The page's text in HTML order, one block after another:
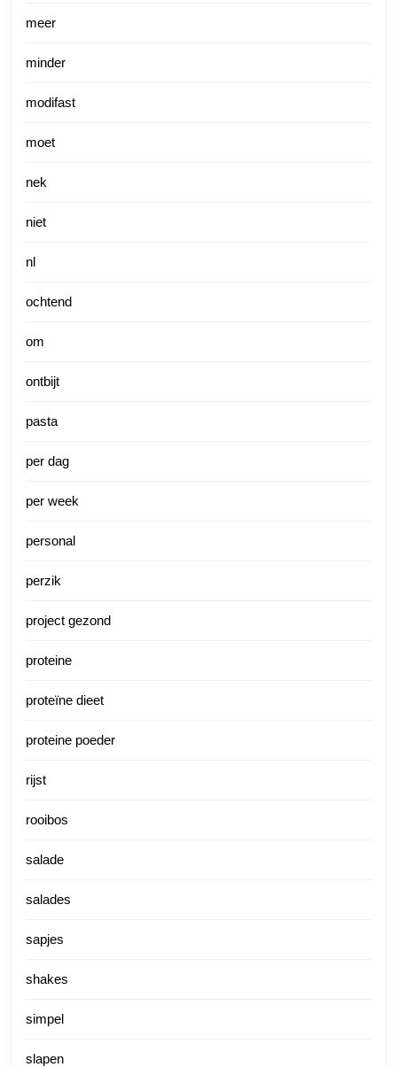
meer
minder
modifast
moet
nek
niet
nl
ochtend
om
ontbijt
pasta
per dag
per week
personal
perzik
project gezond
proteine
proteïne dieet
proteine poeder
rijst
rooibos
salade
salades
sapjes
shakes
simpel
slapen